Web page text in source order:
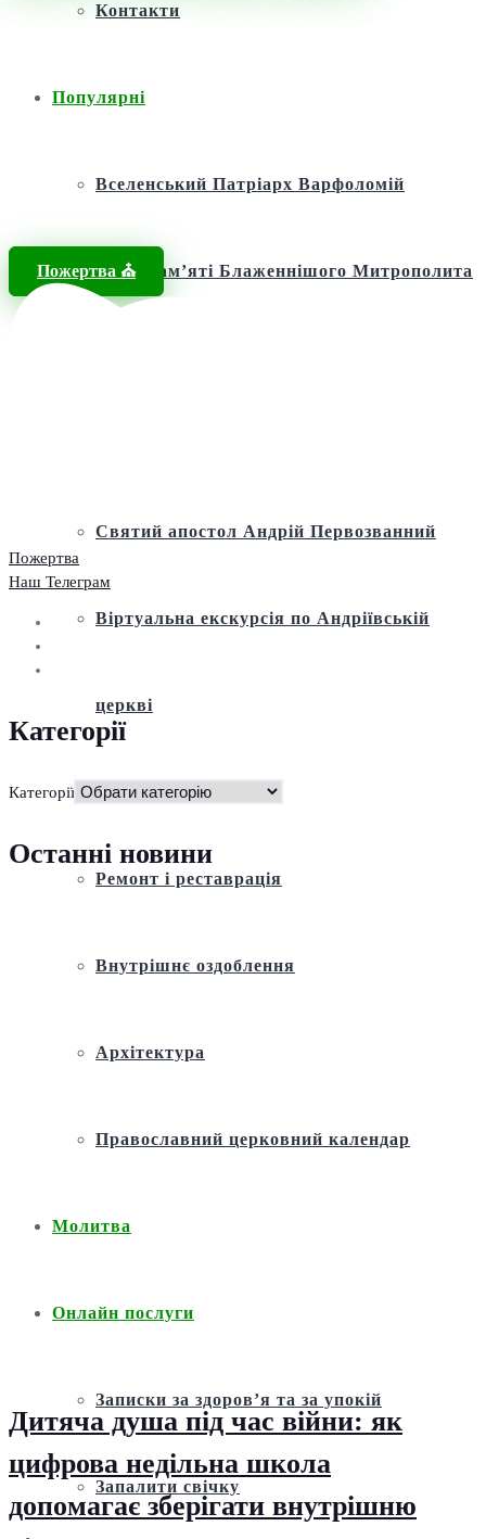
Контакти
Популярні
Вселенський Патріарх Варфоломій
Фонд пам’яті Блаженнішого Митрополита
Святий апостол Андрій Первозванний
Віртуальна екскурсія по Андріївській
церкві
Історія
Ремонт і реставрація
Внутрішнє оздоблення
Архітектура
Православний церковний календар
Молитва
Онлайн послуги
Записки за здоров’я та за упокій
Запалити свічку
Пожертва ⛪️
Пожертва
Наш Телеграм
Категорії
Категорії
Останні новини
Дитяча душа під час війни: як
цифрова недільна школа
допомагає зберігати внутрішню